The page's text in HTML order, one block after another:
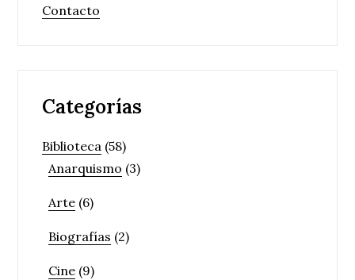
Contacto
Categorías
Biblioteca (58)
Anarquismo (3)
Arte (6)
Biografías (2)
Cine (9)